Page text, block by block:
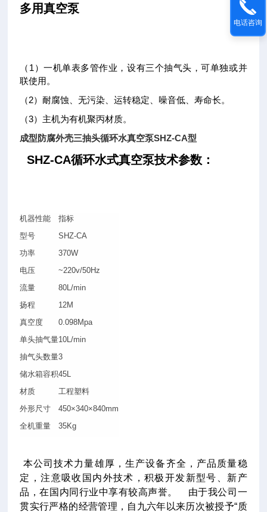
多用真空泵
（1）一机单表多管作业，设有三个抽气头，可单独或并
联使用。
（2）耐腐蚀、无污染、运转稳定、噪音低、寿命长。
（3）主机为有机聚丙材质。
成型防腐外壳三抽头循环水真空泵SHZ-CA型
SHZ-CA循环水式真空泵技术参数：
机器性能
指标
型号
SHZ-CA
功率
370W
电压
~220v/50Hz
流量
80L/min
扬程
12M
真空度
0.098Mpa
单头抽气量10L/min
抽气头数量3
储水箱容积45L
材质
工程塑料
外形尺寸
450×340×840mm
全机重量
35Kg
本公司技术力量雄厚，生产设备齐全，产品质量稳
定，注意吸收国内外技术，积极开发新型号、新产
品，在国内同行业中享有较高声誉。
由于我公司一
贯实行严格的经营管理，自九六年以来历次被授予“质
电话咨询